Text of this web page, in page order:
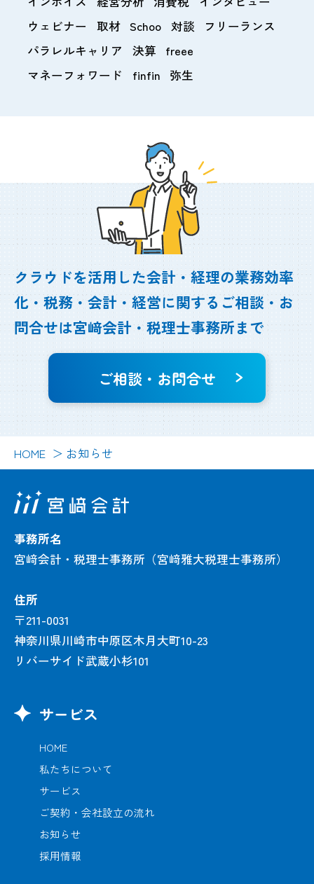
ウェビナー
取材 Schoo 対談
フリーランス
パラレルキャリア
決算
freee
マネーフォワード
finfin 弥生
クラウドを活用した会計・経理の業務効率
化・税務・会計・経営に関するご相談・お
問合せは宮﨑会計・税理士事務所まで
ご相談・お問合せ
HOME お知らせ
事務所名
宮﨑会計・税理士事務所（宮﨑雅大税理士事務所）
住所
〒211-0031
神奈川県川崎市中原区木月大町10-23
リバーサイド武蔵小杉101
サービス
HOME
私たちについて
サービス
ご契約・会社設立の流れ
お知らせ
採用情報